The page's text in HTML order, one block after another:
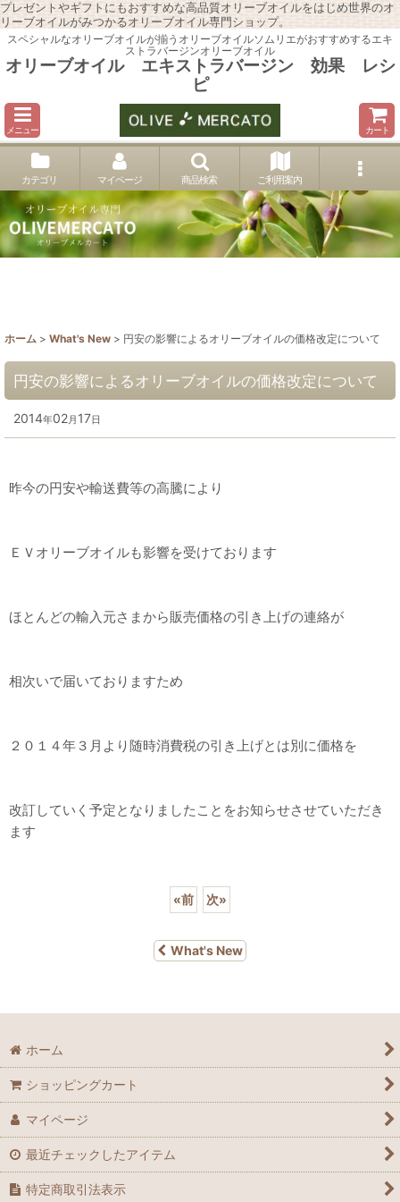
プレゼントやギフトにもおすすめな高品質オリーブオイルをはじめ世界のオ
リーブオイルがみつかるオリーブオイル専門ショップ。
スペシャルなオリーブオイルが揃うオリーブオイルソムリエがおすすめするエキ
ストラバージンオリーブオイル
オリーブオイル エキストラバージン 効果 レシ
ピ
メニュー カート
カテゴリ マイページ 商品検索 ご利用案内
ホーム > What's New > 円安の影響によるオリーブオイルの価格改定について
円安の影響によるオリーブオイルの価格改定について
2014年02月 17日
昨今の円安や輸送費等の高騰により
ＥＶオリーブオイルも影響を受けております
ほとんどの輸入元さまから販売価格の引き上げの連絡が
相次いで届いておりますため
２０１４年３月より随時消費税の引き上げとは別に価格を
改訂していく予定となりましたことをお知らせさせていただき
ます
«前 次»
What's New
ホーム
ショッピングカート
マイページ
最近チェックしたアイテム
特定商取引法表示